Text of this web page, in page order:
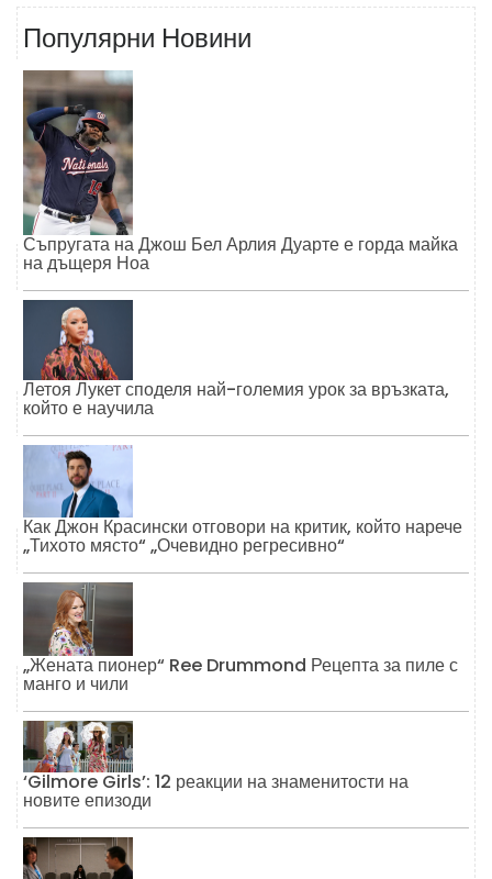
Популярни Новини
Съпругата на Джош Бел Арлия Дуарте е горда майка
на дъщеря Ноа
Летоя Лукет споделя най-големия урок за връзката,
който е научила
Как Джон Красински отговори на критик, който нарече
„Тихото място“ „Очевидно регресивно“
„Жената пионер“ Ree Drummond Рецепта за пиле с
манго и чили
‘Gilmore Girls’: 12 реакции на знаменитости на
новите епизоди